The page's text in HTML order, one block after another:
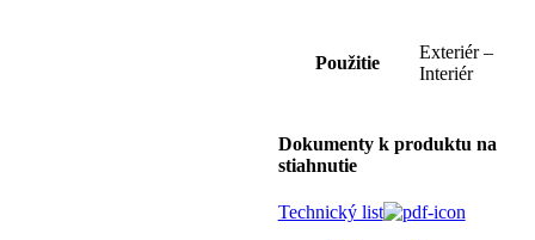
Použitie
Exteriér –
Interiér
Dokumenty k produktu na
stiahnutie
Technický list